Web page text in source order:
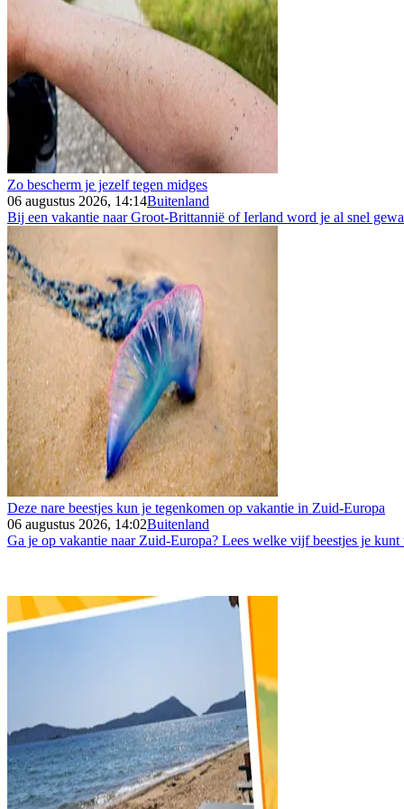
Zo bescherm je jezelf tegen midges
06 augustus 2026, 14:14Buitenland
Bij een vakantie naar Groot-Brittannië of Ierland word je al snel
Deze nare beestjes kun je tegenkomen op vakantie in Zuid-Europa
06 augustus 2026, 14:02Buitenland
Ga je op vakantie naar Zuid-Europa? Lees welke vijf beestjes je kunt